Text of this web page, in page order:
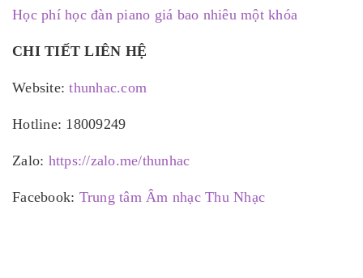
Học phí học đàn piano giá bao nhiêu một khóa
CHI TIẾT LIÊN HỆ
Website:thunhac.com
Hotline: 18009249
Zalo: https://zalo.me/thunhac
Facebook: Trung tâm Âm nhạc Thu Nhạc